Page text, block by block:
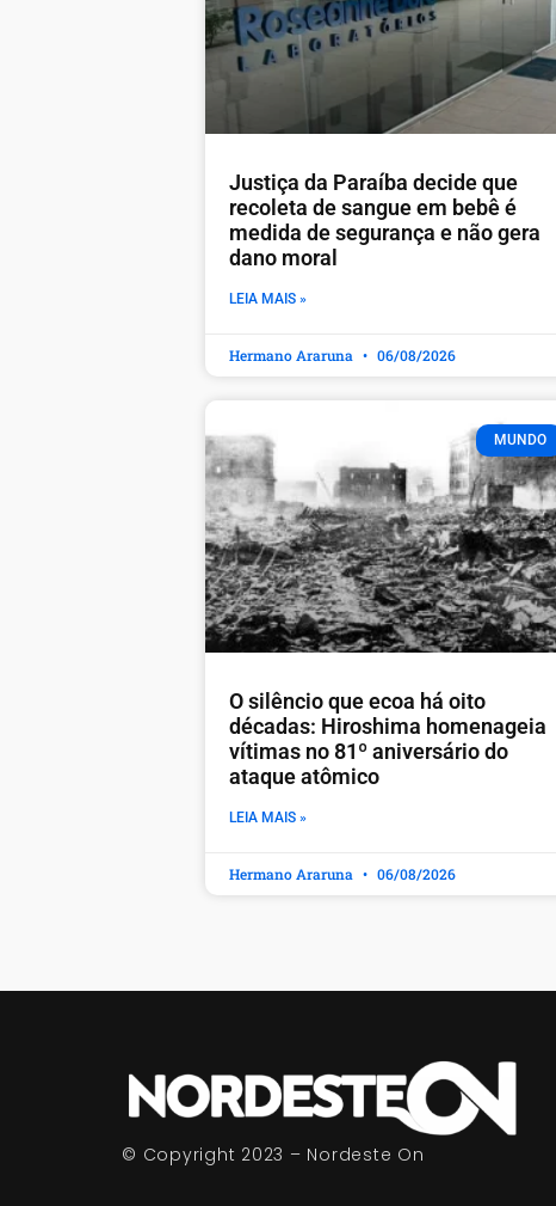
Justiça da Paraíba decide que
recoleta de sangue em bebê é
medida de segurança e não gera
dano moral
LEIA MAIS »
Hermano Araruna 06/08/2026
MUNDO
O silêncio que ecoa há oito
décadas: Hiroshima homenageia
vítimas no 81º aniversário do
ataque atômico
LEIA MAIS »
Hermano Araruna 06/08/2026
© Copyright 2023 – Nordeste On